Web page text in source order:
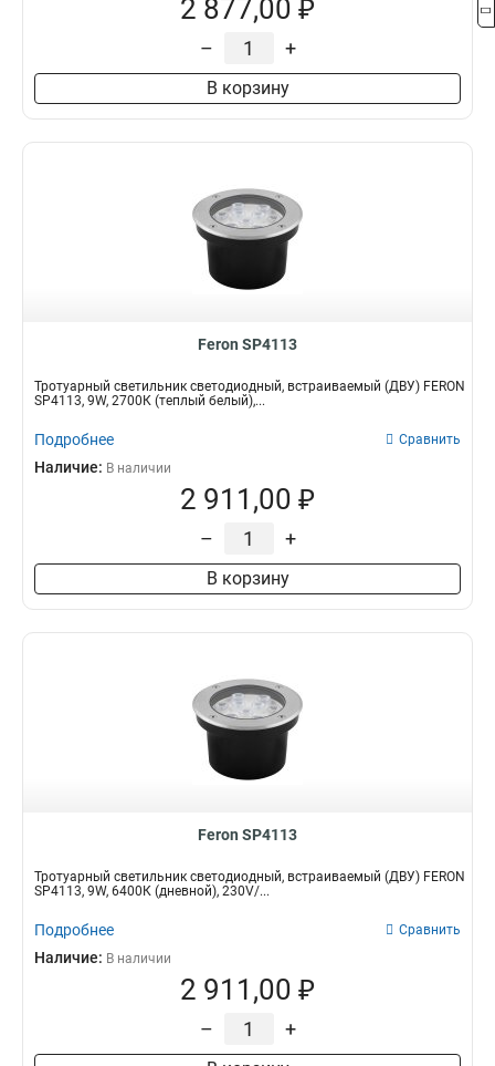
2 877,00 ₽
– +
В корзину
Feron SP4113
Тротуарный светильник светодиодный, встраиваемый (ДВУ) FERON
SP4113, 9W, 2700К (теплый белый),...
Подробнее Сравнить
Наличие: В наличии
2 911,00 ₽
– +
В корзину
Feron SP4113
Тротуарный светильник светодиодный, встраиваемый (ДВУ) FERON
SP4113, 9W, 6400К (дневной), 230V/...
Подробнее Сравнить
Наличие: В наличии
2 911,00 ₽
– +